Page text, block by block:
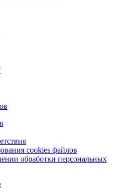
cookies файлов
обработки персональных